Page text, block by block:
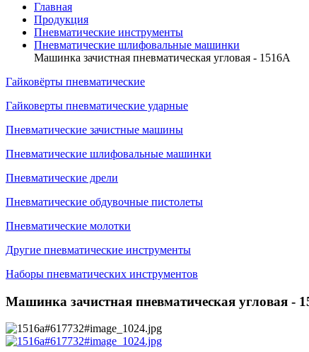
Главная
Продукция
Пневматические инструменты
Пневматические шлифовальные машинки
Машинка зачистная пневматическая угловая - 1516A
Гайковёрты пневматические
Гайковерты пневматические ударные
Пневматические зачистные машины
Пневматические шлифовальные машинки
Пневматические дрели
Пневматические обдувочные пистолеты
Пневматические молотки
Другие пневматические инструменты
Наборы пневматических инструментов
Машинка зачистная пневматическая угловая -